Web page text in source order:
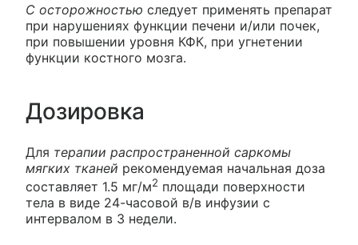
С осторожностью следует применять препарат
при нарушениях функции печени и/или почек,
при повышении уровня КФК, при угнетении
функции костного мозга.
Дозировка
Для терапии распространенной саркомы
мягких тканей рекомендуемая начальная доза
составляет 1.5 мг/м2 площади поверхности
тела в виде 24-часовой в/в инфузии с
интервалом в 3 недели.